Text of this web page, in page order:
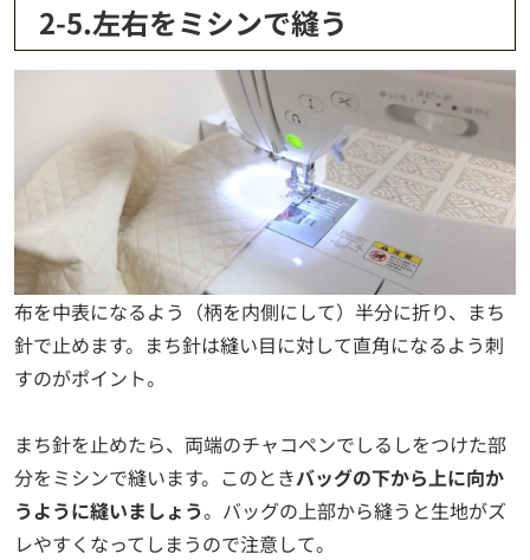
2-5.左右をミシンで縫う
布を中表になるよう（柄を内側にして）半分に折り、まち
針で止めます。まち針は縫い目に対して直角になるよう刺
すのがポイント。
まち針を止めたら、両端のチャコペンでしるしをつけた部
分をミシンで縫います。このときバッグの下から上に向か
うように縫いましょう。バッグの上部から縫うと生地がズ
レやすくなってしまうので注意して。